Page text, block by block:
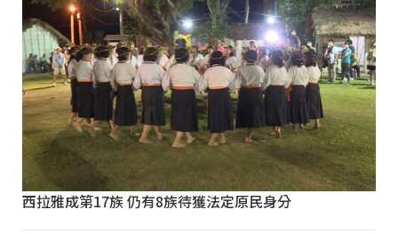
西拉雅成第17族 仍有8族待獲法定原民身分